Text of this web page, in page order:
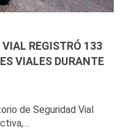
VIAL REGISTRÓ 133
VIALES DURANTE
de Seguridad Vial